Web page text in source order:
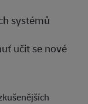
systémů
učit se nové